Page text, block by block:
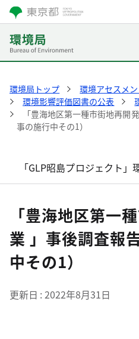
環境局トップ 環境アセスメ
環境影響評価図書の公表
「豊海地区第一種市街地再開
事の施行中その1）
「GLP昭島プロジェクト」
「豊海地区第一
業 」事後調査報
中その1）
更新日 2022年8月31日